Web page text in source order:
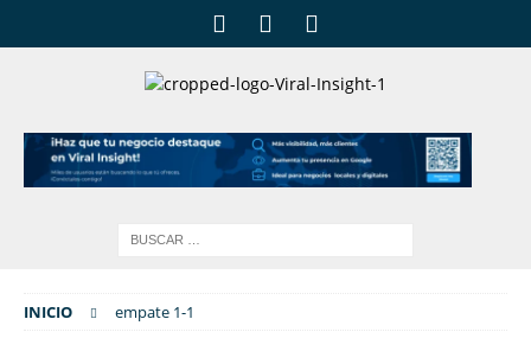
INICIO empate 1-1